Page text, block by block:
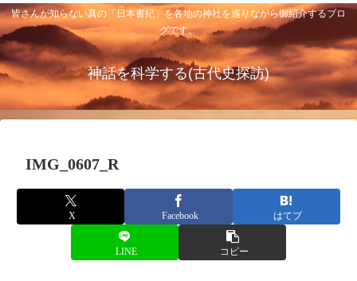
皆さんが知らない真の「日本書紀」を各地の神社を巡りながら御紹介するブロ
グです。
神話を科学する(古代史探訪)
IMG_0607_R
X Facebook はてブ
LINE コピー